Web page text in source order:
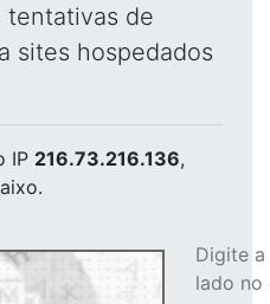
tentativas de
sites hospedados
IP 216.73.216.136,
Digite
lado no